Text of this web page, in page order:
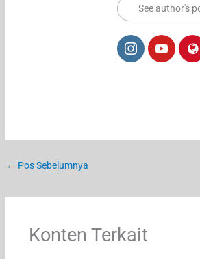
See author's
← Pos Sebelumnya
Konten Terkait